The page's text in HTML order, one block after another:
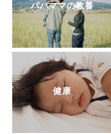
パパママの教養
健康